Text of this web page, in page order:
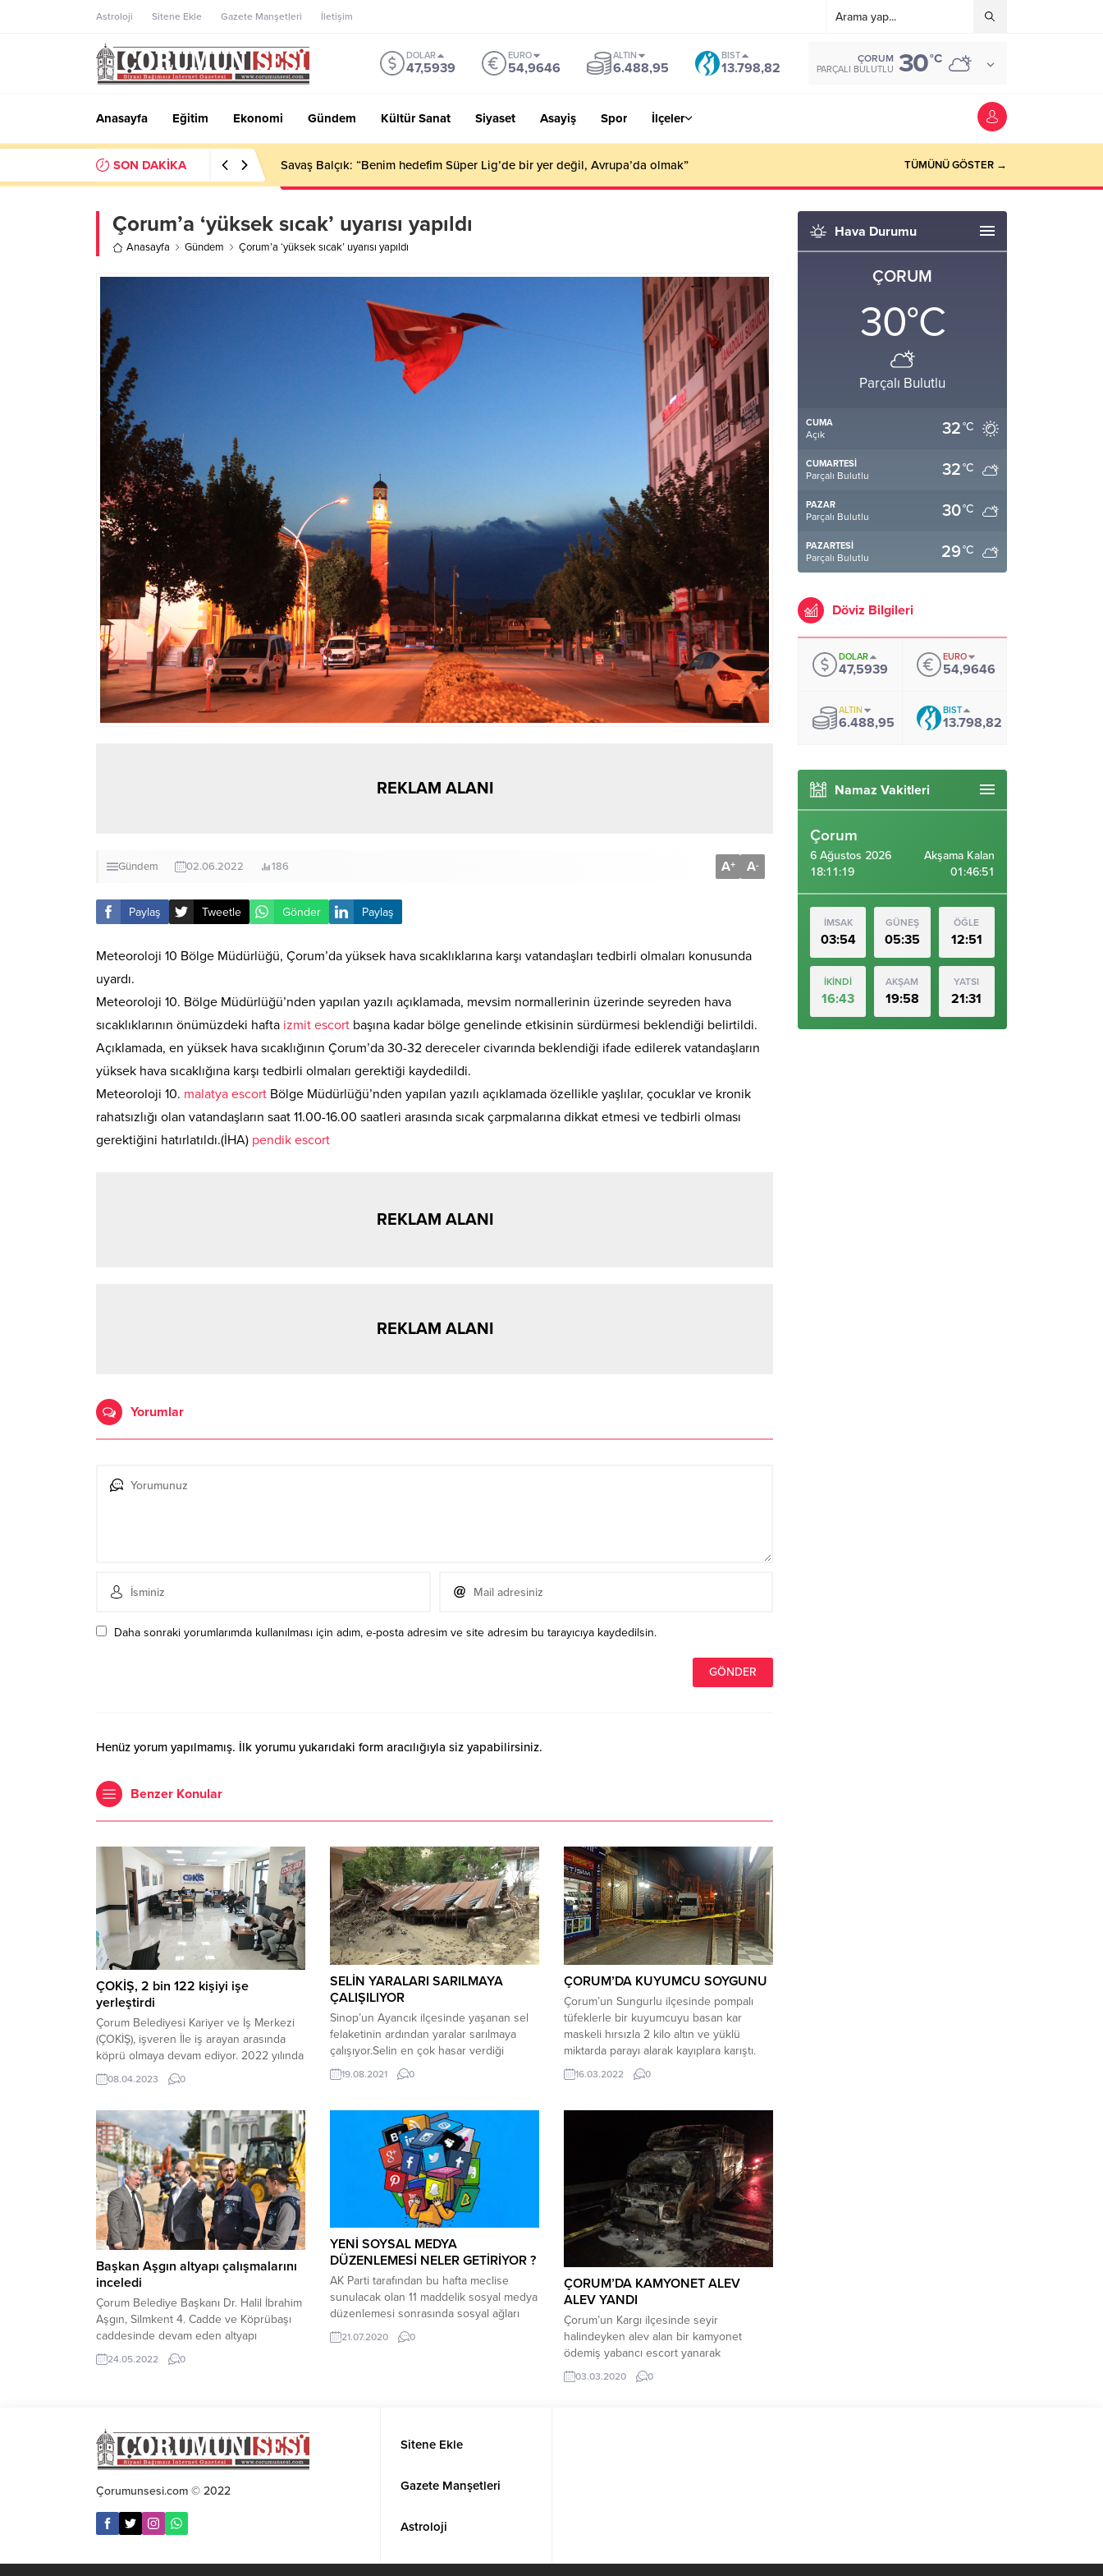
Astroloji Sitene Ekle Gazete Manşetleri İletişim
DOLAR
47,5939
EURO
54,9646
ALTIN
6.488,95
BIST
13.798,82
ÇORUM
PARÇALI BULUTLU 30°C
Anasayfa Eğitim Ekonomi Gündem Kültür Sanat Siyaset Asayiş Spor İlçeler
SON DAKİKA Savaş Balçık: “Benim hedefim Süper Lig’de bir yer değil, Avrupa’da olmak” TÜMÜNÜ GÖSTER →
Çorum’a ‘yüksek sıcak’ uyarısı yapıldı
Anasayfa Gündem Çorum’a ‘yüksek sıcak’ uyarısı yapıldı
REKLAM ALANI
Gündem 02.06.2022 186 A+ A-
Paylaş Tweetle Gönder Paylaş
Meteoroloji 10 Bölge Müdürlüğü, Çorum’da yüksek hava sıcaklıklarına karşı vatandaşları tedbirli olmaları konusunda
uyardı.
Meteoroloji 10. Bölge Müdürlüğü’nden yapılan yazılı açıklamada, mevsim normallerinin üzerinde seyreden hava
sıcaklıklarının önümüzdeki hafta izmit escort başına kadar bölge genelinde etkisinin sürdürmesi beklendiği belirtildi.
Açıklamada, en yüksek hava sıcaklığının Çorum’da 30-32 dereceler civarında beklendiği ifade edilerek vatandaşların
yüksek hava sıcaklığına karşı tedbirli olmaları gerektiği kaydedildi.
Meteoroloji 10. malatya escort Bölge Müdürlüğü’nden yapılan yazılı açıklamada özellikle yaşlılar, çocuklar ve kronik
rahatsızlığı olan vatandaşların saat 11.00-16.00 saatleri arasında sıcak çarpmalarına dikkat etmesi ve tedbirli olması
gerektiğini hatırlatıldı.(İHA) pendik escort
REKLAM ALANI
REKLAM ALANI
Yorumlar
Daha sonraki yorumlarımda kullanılması için adım, e-posta adresim ve site adresim bu tarayıcıya kaydedilsin.
Henüz yorum yapılmamış. İlk yorumu yukarıdaki form aracılığıyla siz yapabilirsiniz.
Benzer Konular
ÇOKİŞ, 2 bin 122 kişiyi işe
yerleştirdi
Çorum Belediyesi Kariyer ve İş Merkezi
(ÇOKİŞ), işveren İle iş arayan arasında
köprü olmaya devam ediyor. 2022 yılında
861 kişinin işe yerleşmesini sağlayan
ÇOKİŞ, kurulduğu günden bu yana ise
edilmesinde aracı oldu Çorum’un her
alanda gelişmesi ve ekonomik anlamda
kalkınmasını sağlayacak projeleri hayata
geçiren...
08.04.2023 0
SELİN YARALARI SARILMAYA
ÇALIŞILIYOR
Sinop’un Ayancık ilçesinde yaşanan sel
felaketinin ardından yaralar sarılmaya
çalışıyor.Selin en çok hasar verdiği
noktalardan biri de Zaviye köyü. Köyde 1
evle birlikte ahır ve samanlık yıkıldı,
yıkılmasıyla birlikte köye karadan ulaşım
sağlanamadı. Felaketi yaşayan köyde
Cihan Er ve Emre Güney mahsur
kalanları iş makineleriyle güvenli...
19.08.2021 0
ÇORUM’DA KUYUMCU SOYGUNU
Çorum’un Sungurlu ilçesinde pompalı
tüfeklerle bir kuyumcuyu basan kar
maskeli hırsızla 2 kilo altın ve yüklü
miktarda parayı alarak kayıplara karıştı.
Edinilen bilgiye göre, Sunguroğlu
Mahallesi 1. Cadde’de faaliyet gösteren
kişi pompalı tüfeklerle geldikleri işyerinde
kuyumcu N.K.’yi etkisiz hale...
16.03.2022 0
Başkan Aşgın altyapı çalışmalarını
inceledi
Çorum Belediye Başkanı Dr. Halil İbrahim
Aşgın, Silmkent 4. Cadde ve Köprübaşı
caddesinde devam eden altyapı
çalışmalarını yerinde inceledi.Yeni
yerleşim alanları ve altyapısı ömrünü
Başkanı Halil İbrahim Aşgın, çalışma
programında yer alan altyapı çalışmalarını
büyük bir titizlikle tamamladıkların...
24.05.2022 0
YENİ SOYSAL MEDYA
DÜZENLEMESİ NELER GETİRİYOR ?
AK Parti tarafından bu hafta meclise
sunulacak olan 11 maddelik sosyal medya
düzenlemesi sonrasında sosyal ağları
yeni bir süreç bekliyor. Sosyal ağların
Türkiye’de temsilci bulundurmaması
birçoğu tarafından kullanılan ancak
bugüne kadar kanunda herhangi bir
tanımlaması bulunmayan sosyal ağlar
Türkiye’de temsilci bulundurmak...
21.07.2020 0
ÇORUM’DA KAMYONET ALEV
ALEV YANDI
Çorum’un Kargı ilçesinde seyir
halindeyken alev alan bir kamyonet
ödemiş yabancı escort yanarak
kullanılamaz hale geldi. Olayda ölen ya
da yaralanan olmadı. Olay, Kargı ilçesine
03.03.2020 0
Hava Durumu
ÇORUM
30°C
Parçalı Bulutlu
CUMA
Açık 32°C
CUMARTESI
Parçalı Bulutlu 32°C
PAZAR
Parçalı Bulutlu 30°C
PAZARTESI
Parçalı Bulutlu 29°C
Döviz Bilgileri
DOLAR
47,5939
EURO
54,9646
ALTIN
6.488,95
BIST
13.798,82
Namaz Vakitleri
Çorum
6 Ağustos 2026
18:11:20
Akşama Kalan
01:46:50
İMSAK
03:54
GÜNEŞ
05:35
ÖĞLE
12:51
İKİNDİ
16:43
AKŞAM
19:58
YATSI
21:31
Çorumunsesi.com © 2022
Sitene Ekle
Gazete Manşetleri
Astroloji